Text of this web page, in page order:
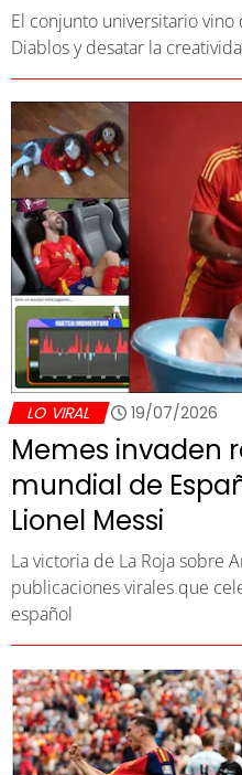
El conjunto universitario vino
Diablos y desatar la
LO VIRAL 19/07/2026
Memes invaden
mundial de
Lionel Messi
La victoria de La Roja sobre
publicaciones virales que
español